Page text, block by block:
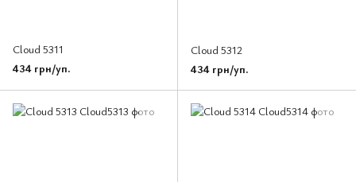
Cloud 5311
434 грн/уп.
Cloud 5312
434 грн/уп.